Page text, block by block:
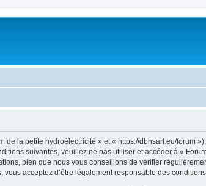
la petite hydroélectricité » et « https://dbhsarl.eu/forum
suivantes, veuillez ne pas utiliser et accéder à «
bien que nous vous conseillons de vérifier
acceptez d’être légalement responsable des